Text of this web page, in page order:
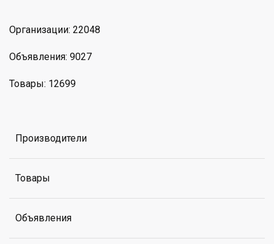
Организации: 22048
Объявления: 9027
Товары: 12699
Производители
Товары
Объявления